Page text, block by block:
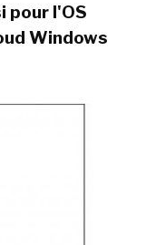
pour l'OS
Windows